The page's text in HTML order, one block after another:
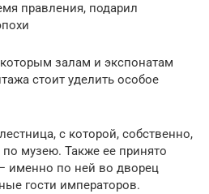
правления, подарил
залам и экспонатам
стоит уделить особое
с которой, собственно,
по музею. Также ее принято
именно по ней во дворец
гости императоров.